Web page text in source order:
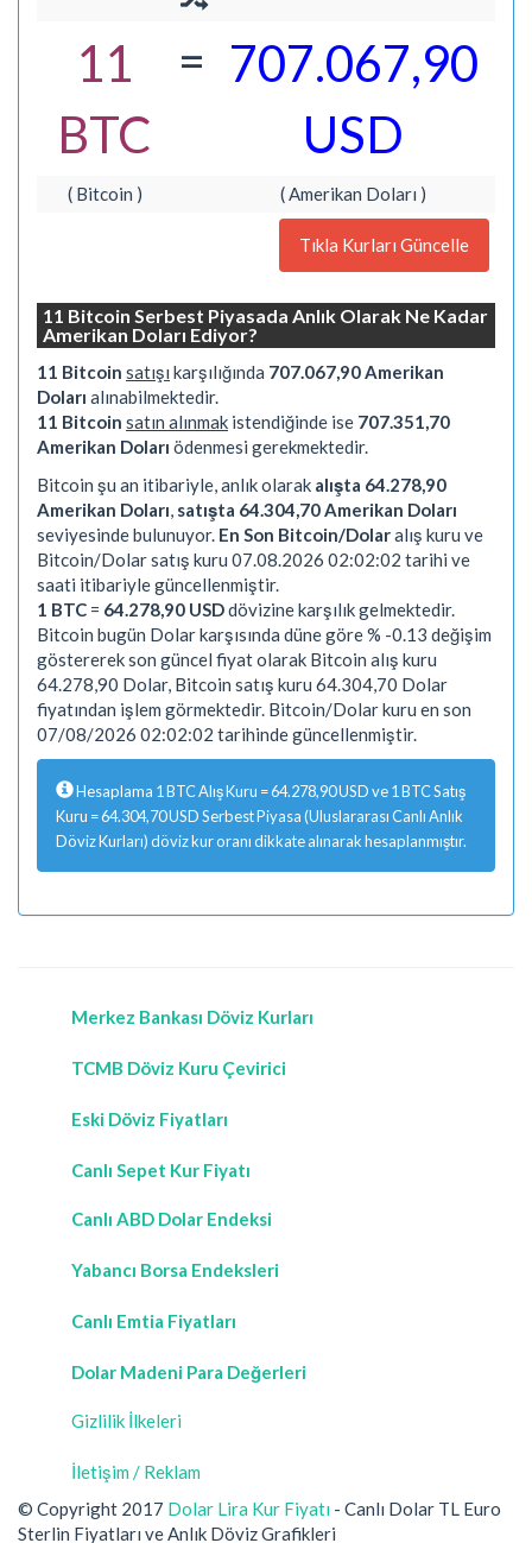
11
BTC
= 707.067,90
USD
( Bitcoin ) ( Amerikan Doları )
Tıkla Kurları Güncelle
11 Bitcoin Serbest Piyasada Anlık Olarak Ne Kadar
Amerikan Doları Ediyor?
11 Bitcoin satışı karşılığında 707.067,90 Amerikan
Doları alınabilmektedir.
11 Bitcoin satın alınmak istendiğinde ise 707.351,70
Amerikan Doları ödenmesi gerekmektedir.
Bitcoin şu an itibariyle, anlık olarak alışta 64.278,90
Amerikan Doları satışta 64.304,70 Amerikan Doları
seviyesinde bulunuyor. En Son Bitcoin/Dolaralış kuru ve
Bitcoin/Dolar satış kuru 07.08.2026 02:02:02 tarihi ve
saati itibariyle güncellenmiştir.
1 BTC = 64.278,90 USDdövizine karşılık gelmektedir.
Bitcoin bugün Dolar karşısında düne göre % -0.13 değişim
göstererek son güncel fiyat olarak Bitcoin alış kuru
64.278,90 Dolar, Bitcoin satış kuru 64.304,70 Dolar
fiyatından işlem görmektedir. Bitcoin/Dolar kuru en son
07/08/2026 02:02:02 tarihinde güncellenmiştir.
Hesaplama 1 BTC Alış Kuru = 64.278,90 USD ve 1 BTC Satış
Kuru = 64.304,70 USD Serbest Piyasa (Uluslararası Canlı Anlık
Döviz Kurları) döviz kur oranı dikkate alınarak hesaplanmıştır.
Merkez Bankası Döviz Kurları
TCMB Döviz Kuru Çevirici
Eski Döviz Fiyatları
Canlı Sepet Kur Fiyatı
Canlı ABD Dolar Endeksi
Yabancı Borsa Endeksleri
Canlı Emtia Fiyatları
Dolar Madeni Para Değerleri
Gizlilik İlkeleri
İletişim / Reklam
© Copyright 2017 Dolar Lira Kur Fiyatı - Canlı Dolar TL Euro
Sterlin Fiyatları ve Anlık Döviz Grafikleri